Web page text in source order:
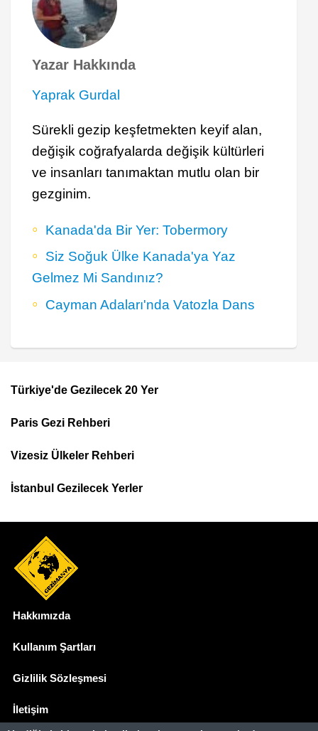
Yazar Hakkında
Yaprak Gurdal
Sürekli gezip keşfetmekten keyif alan,
değişik coğrafyalarda değişik kültürleri
ve insanları tanımaktan mutlu olan bir
gezginim.
Kanada'da Bir Yer: Tobermory
Siz Soğuk Ülke Kanada'ya Yaz
Gelmez Mi Sandınız?
Cayman Adaları'nda Vatozla Dans
Top
Menu
Türkiye'de Gezilecek 20 Yer
Paris Gezi Rehberi
Vizesiz Ülkeler Rehberi
İstanbul Gezilecek Yerler
Hakkımızda
Kullanım Şartları
Gizlilik Sözleşmesi
İletişim